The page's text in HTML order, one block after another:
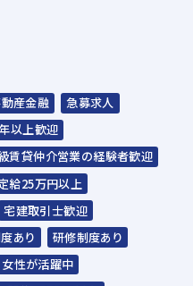
配属部署社員・
変更になる場合が
受験いただきま
動産金融
急募求人
以上歓迎
賃貸仲介営業の経験者歓迎
給25万円以上
宅建取引士歓迎
あり
研修制度あり
女性が活躍中